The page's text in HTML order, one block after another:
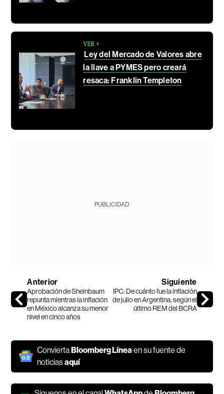
VER +
Ley del Mercado de Valores abre
la llave a PYMES pero creará
resaca: Franklin Templeton
PUBLICIDAD
Anterior
Aprobación de Sheinbaum
repunta mientras la inflación
en México alcanza su menor
nivel en cinco años
Siguiente
IPC: De cuánto fue la inflación
de julio en Argentina, según el
último REM del BCRA
ConviertaBloomberg Línea en su fuente de
noticiasaquí